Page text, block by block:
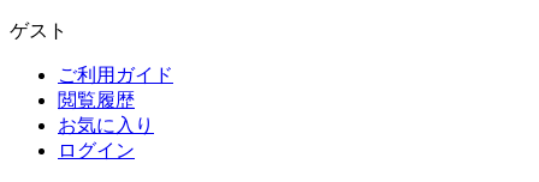
ゲスト
ご利用ガイド
閲覧履歴
お気に入り
ログイン